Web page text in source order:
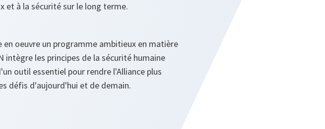
et à la sécurité sur le long terme.
oeuvre un programme ambitieux en matière
intègre les principes de la sécurité humaine
outil essentiel pour rendre l'Alliance plus
défis d'aujourd'hui et de demain.